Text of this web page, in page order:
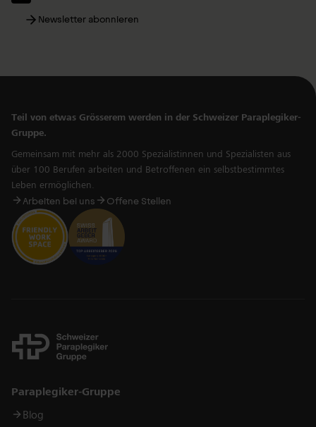
Newsletter abonnieren
Teil von etwas Grösserem werden in der Schweizer Paraplegiker-
Gruppe.
Gemeinsam mit mehr als 2000 Spezialistinnen und Spezialisten aus
über 100 Berufen arbeiten und Betroffenen ein selbstbestimmtes
Leben ermöglichen.
Arbeiten bei uns Offene Stellen
Links
Paraplegiker-Gruppe
Blog